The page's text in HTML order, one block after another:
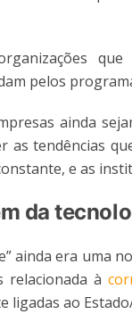
pelos
ainda
as tendências
e as
da
ainda era uma
relacionada à
ligadas ao